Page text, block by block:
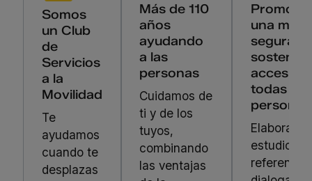
Somos
un Club
de
Servicios
a la
Movilidad
Te
ayudamos
cuando te
desplazas
Más de 110
años
ayudando
a las
personas
Cuidamos de
ti y de los
tuyos,
combinando
las ventajas
una
segura,
todas las
personas
estudios
referencia,